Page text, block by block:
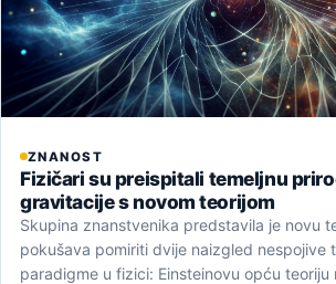
ZNANOST
Fizičari su preispitali temeljnu
gravitacije s novom teorijom
Skupina znanstvenika predstavila je novu
pokušava pomiriti dvije naizgled nespojive
paradigme u fizici: Einsteinovu opću